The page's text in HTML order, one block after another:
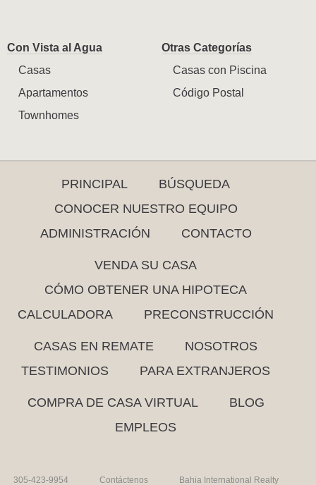
Con Vista al Agua
Casas
Apartamentos
Townhomes
Otras Categorías
Casas con Piscina
Código Postal
PRINCIPAL
BÚSQUEDA
CONOCER NUESTRO EQUIPO
ADMINISTRACIÓN
CONTACTO
VENDA SU CASA
CÓMO OBTENER UNA HIPOTECA
CALCULADORA
PRECONSTRUCCIÓN
CASAS EN REMATE
NOSOTROS
TESTIMONIOS
PARA EXTRANJEROS
COMPRA DE CASA VIRTUAL
BLOG
EMPLEOS
305-423-9954 Contáctenos Bahia International Realty